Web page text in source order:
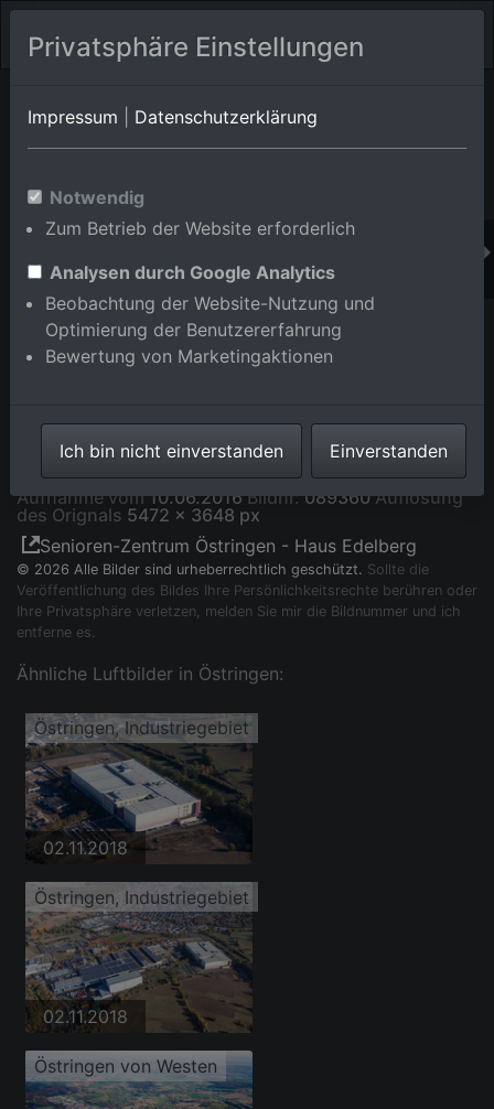
Orts-Album von Östringen in Baden-Württemberg,Deutschland
Haus Edelberg Senioren-Zentrum Östringen im
Bundesland Baden-Württemberg, Deutschland
Aufnahme vom10.06.2016Bildnr.089360Auflösung
des Orignals 5472 x 3648 px
Senioren-Zentrum Östringen - Haus Edelberg
© 2026 Alle Bilder sind urheberrechtlich geschützt. Sollte die
Veröffentlichung des Bildes Ihre Persönlichkeitsrechte berühren oder
Ihre Privatsphäre verletzen, melden Sie mir die Bildnummer und ich
entferne es.
Ähnliche Luftbilder in Östringen:
Östringen, Industriegebiet
02.11.2018
Östringen, Industriegebiet
02.11.2018
Östringen von Westen
Privatsphäre Einstellungen
Impressum Datenschutzerklärung
Notwendig
Zum Betrieb der Website erforderlich
Analysen durch Google Analytics
Beobachtung der Website-Nutzung und
Optimierung der Benutzererfahrung
Bewertung von Marketingaktionen
Ich bin nicht einverstanden Einverstanden